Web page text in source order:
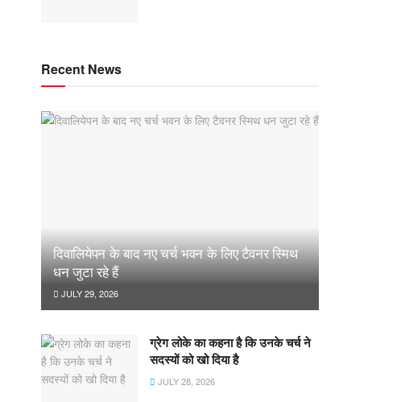
Recent News
दिवालियेपन के बाद नए चर्च भवन के लिए टैवनर स्मिथ
धन जुटा रहे हैं
JULY 29, 2026
ग्रेग लोके का कहना है कि उनके चर्च ने
सदस्यों को खो दिया है
JULY 28, 2026